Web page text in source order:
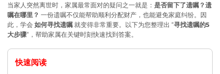
当家人突然离世时，家属最常面对的疑问之一就是： 是否留下了遗嘱？遗
嘱在哪里？ 一份遗嘱不仅能帮助顺利分配财产，也能避免家庭纠纷。因
此，学会 如何寻找遗嘱 就变得非常重要。以下为您整理出 “寻找遗嘱的5
大步骤“，帮助家属在关键时刻快速找到答案。
快速阅读